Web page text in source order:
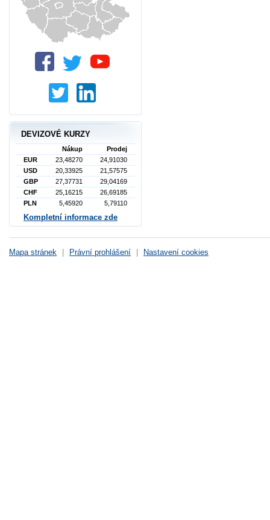
DEVIZOVÉ KURZY
Nákup
Prodej
EUR
23,48270
24,91030
USD
20,33925
21,57575
GBP
27,37731
29,04169
CHF
25,16215
26,69185
PLN
5,45920 5,79110
Kompletní informace zde
Mapa stránek Právní prohlášení Nastavení cookies